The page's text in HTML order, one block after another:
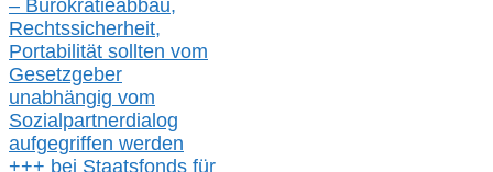
– Bürokratieabbau,
Rechtssicherheit,
Portabilität sollten vom
Gesetzgeber
unabhängig vom
Sozialpartnerdialog
aufgegriffen werden
+++ bei Staatsfonds für